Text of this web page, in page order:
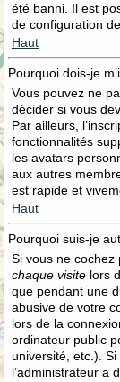
été banni. Il est
de configuration
Haut
Pourquoi dois-je
Vous pouvez ne
décider si vous
Par ailleurs,
fonctionnalités
les avatars
aux autres
est rapide et
Haut
Pourquoi suis-je
Si vous ne cochez
chaque visite lors
que pendant une
abusive de votre
lors de la
ordinateur public
université, etc.).
l’administrateur a